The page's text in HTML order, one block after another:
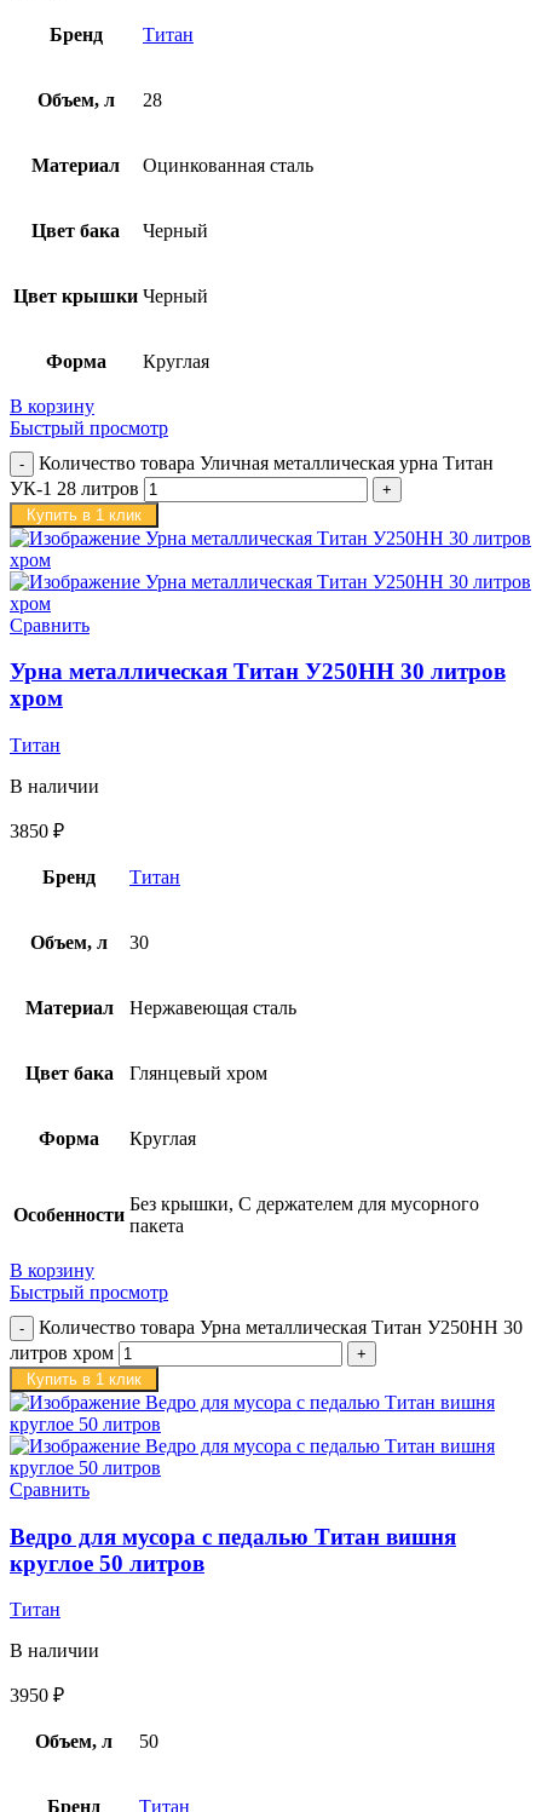
Бренд Титан
Объем, л 28
Материал Оцинкованная сталь
Цвет бака Черный
Цвет крышки Черный
Форма Круглая
В корзину
Быстрый просмотр
Количество товара Уличная металлическая урна Титан
УК-1 28 литров
Купить в 1 клик
Сравнить
Урна металлическая Титан У250HН 30 литров
хром
Титан
В наличии
3850 ₽
Бренд Титан
Объем, л 30
Материал Нержавеющая сталь
Цвет бака Глянцевый хром
Форма Круглая
Особенности
Без крышки, С держателем для мусорного
пакета
В корзину
Быстрый просмотр
Количество товара Урна металлическая Титан У250HН 30
литров хром
Купить в 1 клик
Сравнить
Ведро для мусора с педалью Титан вишня
круглое 50 литров
Титан
В наличии
3950 ₽
Объем, л 50
Бренд Титан